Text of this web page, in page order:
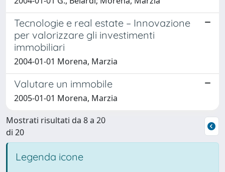
Tecnologie e real estate – Innovazione
per valorizzare gli investimenti
immobiliari
2004-01-01 Morena, Marzia
Valutare un immobile
2005-01-01 Morena, Marzia
Mostrati risultati da 8 a 20
di 20
Legenda icone